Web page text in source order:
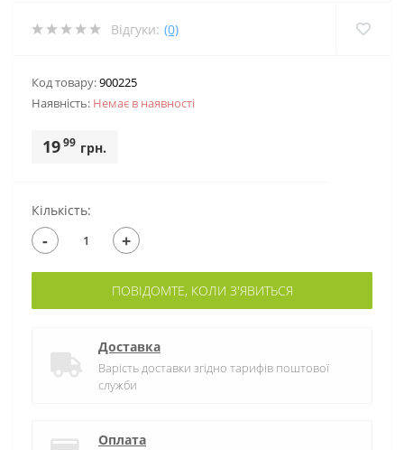
Відгуки: (0)
Код товару:900225
Наявність: Немає в наявностi
1999 грн.
Кількість:
- +
ПОВІДОМТЕ, КОЛИ З'ЯВИТЬСЯ
Доставка
Варість доставки згідно тарифів поштової
служби
Оплата